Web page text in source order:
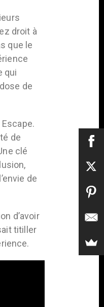
droit à
que le
qui
de
de
clé
de
d’avoir
titiller